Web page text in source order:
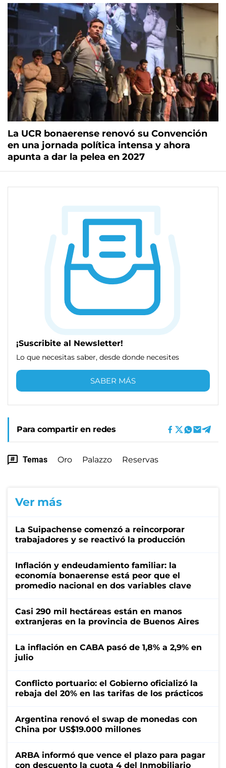
La UCR bonaerense renovó su Convención
en una jornada política intensa y ahora
apunta a dar la pelea en 2027
¡Suscribite al Newsletter!
Lo que necesitas saber, desde donde necesites
SABER MÁS
Para compartir en redes
Temas Oro Palazzo Reservas
Ver más
La Suipachense comenzó a reincorporar
trabajadores y se reactivó la producción
Inflación y endeudamiento familiar: la
economía bonaerense está peor que el
promedio nacional en dos variables clave
Casi 290 mil hectáreas están en manos
extranjeras en la provincia de Buenos Aires
La inflación en CABA pasó de 1,8% a 2,9% en
julio
Conflicto portuario: el Gobierno oficializó la
rebaja del 20% en las tarifas de los prácticos
Argentina renovó el swap de monedas con
China por US$19.000 millones
ARBA informó que vence el plazo para pagar
con descuento la cuota 4 del Inmobiliario